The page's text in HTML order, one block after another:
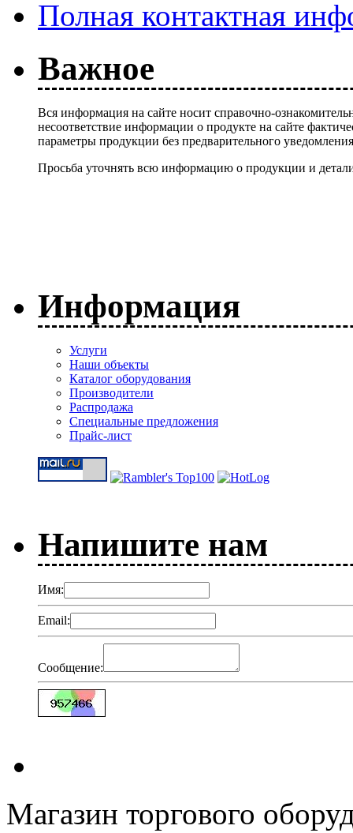
Полная контактная
Важное
Вся информация на сайте носит справочно-
несоответствие информации о продукте на сайте
параметры продукции без предварительного
Просьба уточнять всю информацию о продукции и
Информация
Услуги
Наши объекты
Каталог оборудования
Производители
Распродажа
Специальные предложения
Прайс-лист
Напишите нам
Имя:
Email:
Сообщение:
Магазин торгового